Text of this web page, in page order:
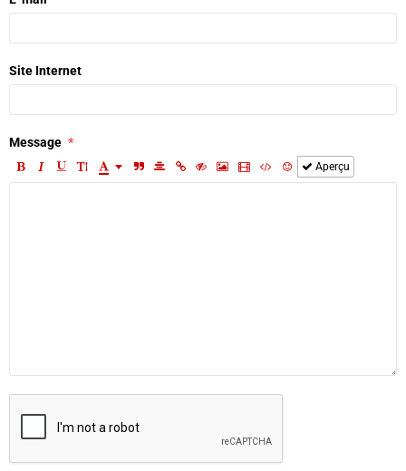
Site Internet
Message
Aperçu